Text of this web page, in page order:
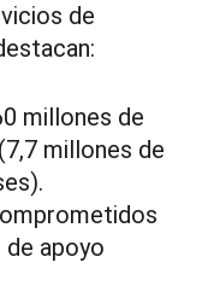
de
millones de
millones de
apoyo